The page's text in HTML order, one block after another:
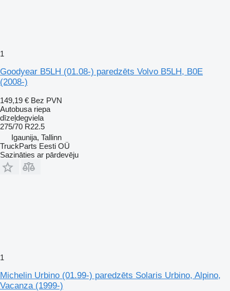
1
Goodyear B5LH (01.08-) paredzēts Volvo B5LH, B0E
(2008-)
149,19 € Bez PVN
Autobusa riepa
dīzeļdegviela
275/70 R22.5
Igaunija, Tallinn
TruckParts Eesti OÜ
Sazināties ar pārdevēju
1
Michelin Urbino (01.99-) paredzēts Solaris Urbino, Alpino,
Vacanza (1999-)